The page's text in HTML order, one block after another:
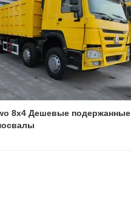
8x4 Дешевые подержанные